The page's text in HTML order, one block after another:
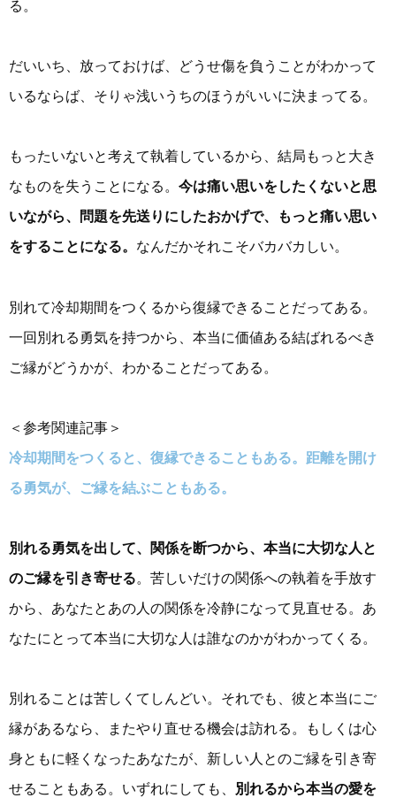
る。
だいいち、放っておけば、どうせ傷を負うことがわかって
いるならば、そりゃ浅いうちのほうがいいに決まってる。
もったいないと考えて執着しているから、結局もっと大き
なものを失うことになる。 今は痛い思いをしたくないと思
いながら、問題を先送りにしたおかげで、もっと痛い思い
をすることになる。 なんだかそれこそバカバカしい。
別れて冷却期間をつくるから復縁できることだってある。
一回別れる勇気を持つから、本当に価値ある結ばれるべき
ご縁がどうかが、わかることだってある。
＜参考関連記事＞
冷却期間をつくると、復縁できることもある。距離を開け
る勇気が、ご縁を結ぶこともある。
別れる勇気を出して、関係を断つから、本当に大切な人と
のご縁を引き寄せる。苦しいだけの関係への執着を手放す
から、あなたとあの人の関係を冷静になって見直せる。あ
なたにとって本当に大切な人は誰なのかがわかってくる。
別れることは苦しくてしんどい。それでも、彼と本当にご
縁があるなら、またやり直せる機会は訪れる。もしくは心
身ともに軽くなったあなたが、新しい人とのご縁を引き寄
せることもある。いずれにしても、
別れるから本当の愛を